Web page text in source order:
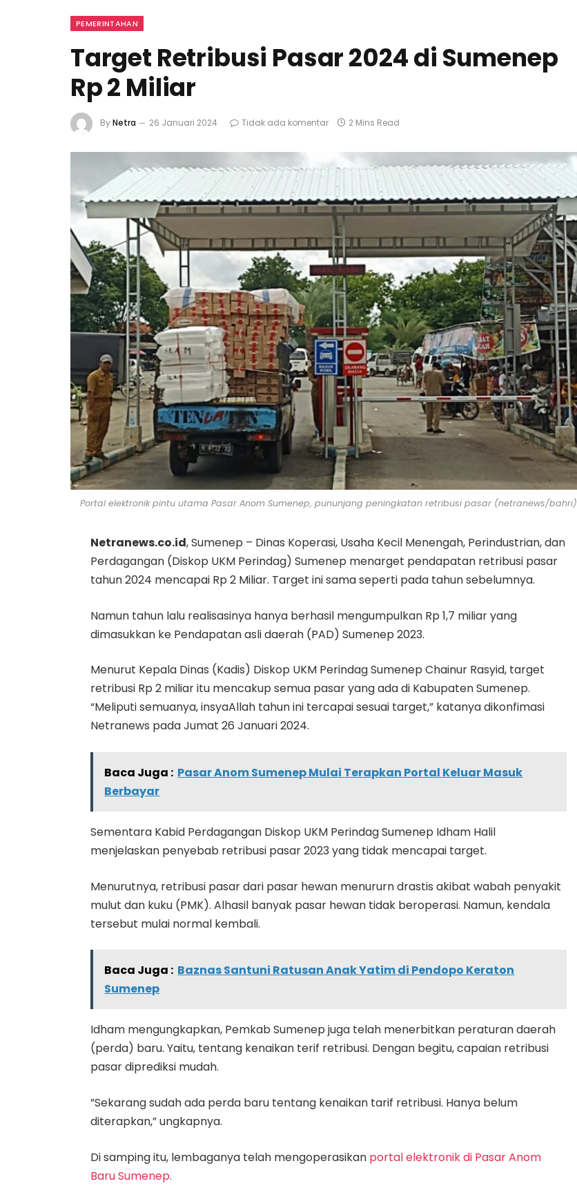
PEMERINTAHAN
Target Retribusi Pasar 2024 di Sumenep
Rp 2 Miliar
ByNetra 26 Januari 2024 Tidak ada komentar 2 Mins Read
Portal elektronik pintu utama Pasar Anom Sumenep, pununjang peningkatan retribusi pasar (netranews/bahri)
Netranews.co.id, Sumenep – Dinas Koperasi, Usaha Kecil Menengah, Perindustrian, dan
Perdagangan (Diskop UKM Perindag) Sumenep menarget pendapatan retribusi pasar
tahun 2024 mencapai Rp 2 Miliar. Target ini sama seperti pada tahun sebelumnya.
Namun tahun lalu realisasinya hanya berhasil mengumpulkan Rp 1,7 miliar yang
dimasukkan ke Pendapatan asli daerah (PAD) Sumenep 2023.
Menurut Kepala Dinas (Kadis) Diskop UKM Perindag Sumenep Chainur Rasyid, target
retribusi Rp 2 miliar itu mencakup semua pasar yang ada di Kabupaten Sumenep.
“Meliputi semuanya, insyaAllah tahun ini tercapai sesuai target,” katanya dikonfimasi
Netranews pada Jumat 26 Januari 2024.
Baca Juga : Pasar Anom Sumenep Mulai Terapkan Portal Keluar Masuk
Berbayar
Sementara Kabid Perdagangan Diskop UKM Perindag Sumenep Idham Halil
menjelaskan penyebab retribusi pasar 2023 yang tidak mencapai target.
Menurutnya, retribusi pasar dari pasar hewan menururn drastis akibat wabah penyakit
mulut dan kuku (PMK). Alhasil banyak pasar hewan tidak beroperasi. Namun, kendala
tersebut mulai normal kembali.
Baca Juga : Baznas Santuni Ratusan Anak Yatim di Pendopo Keraton
Sumenep
Idham mengungkapkan, Pemkab Sumenep juga telah menerbitkan peraturan daerah
(perda) baru. Yaitu, tentang kenaikan terif retribusi. Dengan begitu, capaian retribusi
pasar diprediksi mudah.
”Sekarang sudah ada perda baru tentang kenaikan tarif retribusi. Hanya belum
diterapkan,” ungkapnya.
Di samping itu, lembaganya telah mengoperasikan portal elektronik di Pasar Anom
Baru Sumenep.